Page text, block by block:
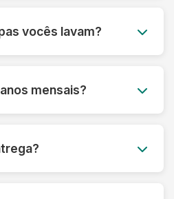
tudo limpo e passado
vocês lavam?
de couro. Também
tênis e muito mais.
mensais?
ótimo custo-benefício.
saber mais.